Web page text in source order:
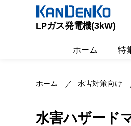
LPガス発電機(3kW)
ホーム 特
ホーム 水害対策向け
水害ハザード